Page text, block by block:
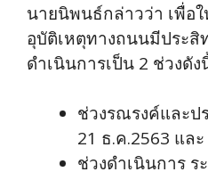
นายนิพนธ์กล่าวว่า เพื่อ
อุบัติเหตุทางถนนมีประ
ดำเนินการเป็น 2 ช่วงดัง
ช่วงรณรงค์และ
21 ธ.ค.2563 และ
ช่วงดำเนินการ ร